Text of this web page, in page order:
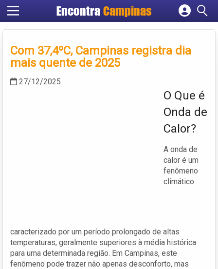
Encontra Campinas
Cadastrar empresa
Criar conta
Com 37,4ºC, Campinas registra dia
mais quente de 2025
27/12/2025
O Que é
Onda de
Calor?
A onda de
calor é um
fenômeno
climático
caracterizado por um período prolongado de altas
temperaturas, geralmente superiores à média histórica
para uma determinada região. Em Campinas, este
fenômeno pode trazer não apenas desconforto, mas